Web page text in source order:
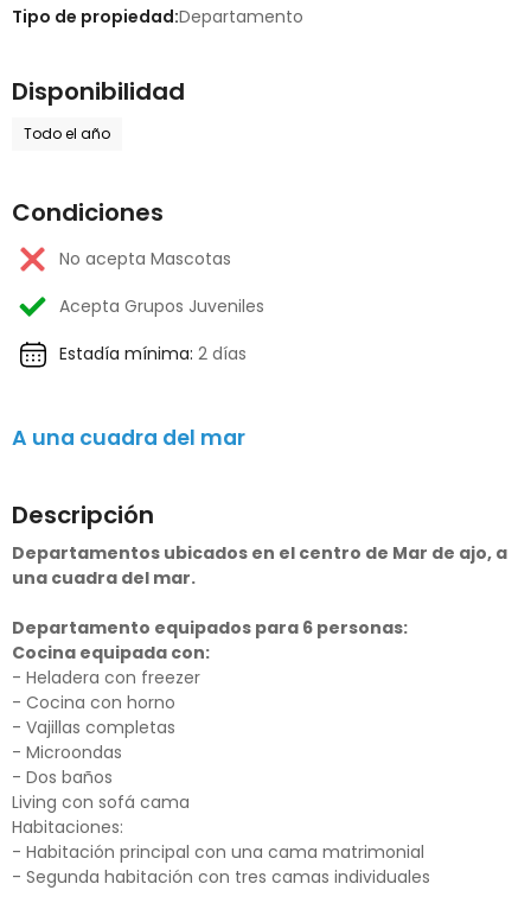
Tipo de propiedad:Departamento
Disponibilidad
Todo el año
Condiciones
No acepta Mascotas
Acepta Grupos Juveniles
Estadía mínima: 2 días
A una cuadra del mar
Descripción
Departamentos ubicados en el centro de Mar de ajo, a
una cuadra del mar.
Departamento equipados para 6 personas:
Cocina equipada con:
- Heladera con freezer
- Cocina con horno
- Vajillas completas
- Microondas
- Dos baños
Living con sofá cama
Habitaciones:
- Habitación principal con una cama matrimonial
- Segunda habitación con tres camas individuales